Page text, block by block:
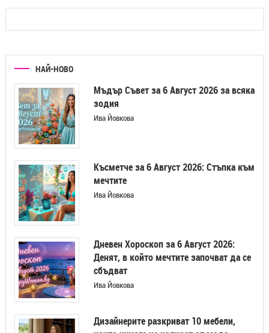
НАЙ-НОВО
Мъдър Съвет за 6 Август 2026 за всяка
зодия
Ива Йовкова
Късметче за 6 Август 2026: Стъпка към
мечтите
Ива Йовкова
Дневен Хороскоп за 6 Август 2026:
Денят, в който мечтите започват да се
сбъдват
Ива Йовкова
Дизайнерите разкриват 10 мебели,